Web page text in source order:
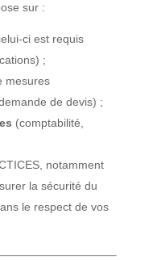
sur :
ci est requis
;
mesures
de devis) ;
(comptabilité,
notamment
la sécurité du
le respect de vos